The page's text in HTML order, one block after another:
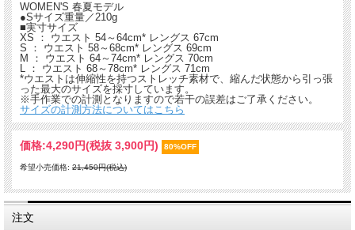
WOMEN'S 春夏モデル
●Sサイズ重量／210g
■実寸サイズ
XS ： ウエスト 54～64cm* レングス 67cm
S ： ウエスト 58～68cm* レングス 69cm
M ： ウエスト 64～74cm* レングス 70cm
L ： ウエスト 68～78cm* レングス 71cm
*ウエストは伸縮性を持つストレッチ素材で、縮んだ状態から引っ張
った最大のサイズを採寸しています。
※手作業での計測となりますので若干の誤差はご了承ください。
サイズの計測方法についてはこちら
価格:4,290円(税抜 3,900円) 80%OFF
希望小売価格: 21,450円(税込)
注文